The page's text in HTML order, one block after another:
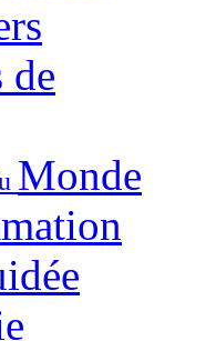
de
Monde